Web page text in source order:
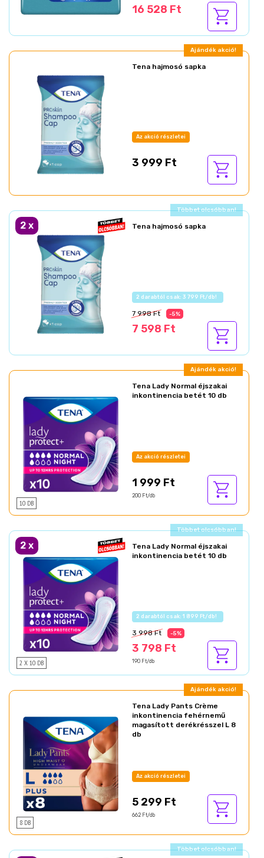
16 528 Ft
Ajándék akció!
Tena hajmosó sapka
Az akció részletei
3 999 Ft
Ajándék akció!
2 x Tena hajmosó sapka
Az akció részletei
7 998 Ft -5%
7 598 Ft
Ajándék akció!
10 DB
Tena Lady Normal éjszakai
inkontinencia betét 10 db
Az akció részletei
1 999 Ft
200 Ft/db
Ajándék akció!
2 x
2 X 10 DB
Tena Lady Normal éjszakai
inkontinencia betét 10 db
Az akció részletei
3 998 Ft -5%
3 798 Ft
190 Ft/db
Ajándék akció!
8 DB
Tena Lady Pants Crème
inkontinencia fehérnemű
magasított derékrésszel L 8
db
Az akció részletei
5 299 Ft
662 Ft/db
Ajándék akció!